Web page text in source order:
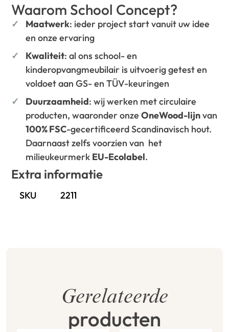
Waarom School Concept?
Maatwerk: ieder project start vanuit uw idee
en onze ervaring
Kwaliteit: al ons school- en
kinderopvangmeubilair is uitvoerig getest en
voldoet aan GS- en TÜV-keuringen
Duurzaamheid: wij werken met circulaire
producten, waaronder onzeOneWood-lijnvan
100% FSC-gecertificeerd Scandinavisch hout.
Daarnaast zelfs voorzien van het
milieukeurmerk EU-Ecolabel.
Extra informatie
SKU 2211
Gerelateerde
producten